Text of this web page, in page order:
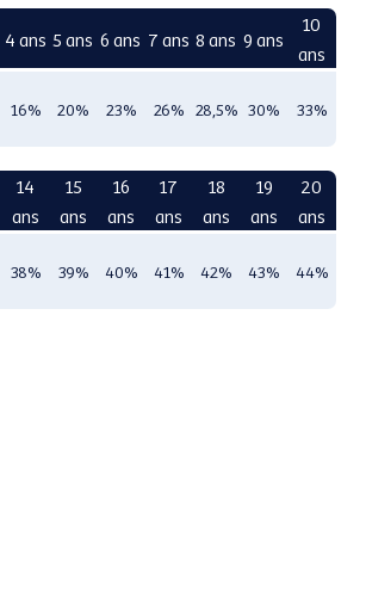
4 ans 5 ans 6 ans 7 ans 8 ans 9 ans
10
ans
16% 20% 23% 26% 28,5% 30% 33%
14
ans
15
ans
16
ans
17
ans
18
ans
19
ans
20
ans
38% 39% 40% 41% 42% 43% 44%